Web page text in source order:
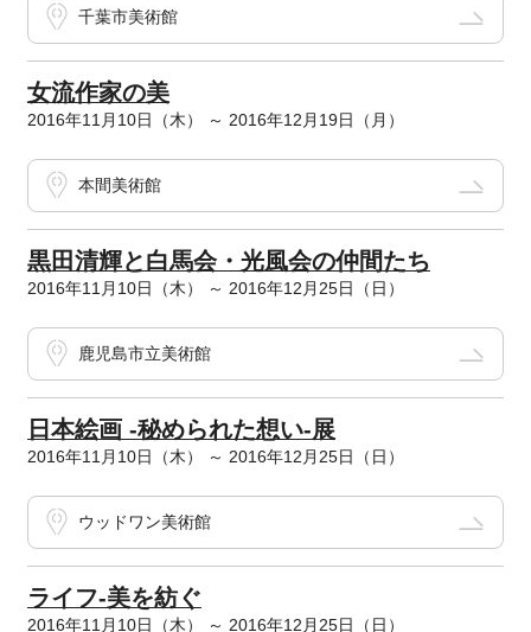
千葉市美術館
女流作家の美
2016年11月10日（木） ～ 2016年12月19日（月）
本間美術館
黒田清輝と白馬会・光風会の仲間たち
2016年11月10日（木） ～ 2016年12月25日（日）
鹿児島市立美術館
日本絵画 -秘められた想い-展
2016年11月10日（木） ～ 2016年12月25日（日）
ウッドワン美術館
ライフ-美を紡ぐ
2016年11月10日（木） ～ 2016年12月25日（日）